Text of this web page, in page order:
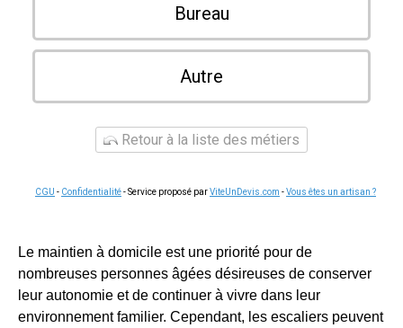
Bureau
Autre
Retour à la liste des métiers
CGU - Confidentialité- Service proposé parViteUnDevis.com -Vous êtes un artisan ?
Le maintien à domicile est une priorité pour de
nombreuses personnes âgées désireuses de conserver
leur autonomie et de continuer à vivre dans leur
environnement familier. Cependant, les escaliers peuvent